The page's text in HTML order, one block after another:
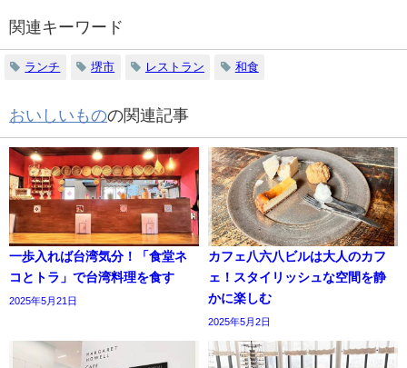
関連キーワード
ランチ 堺市 レストラン 和食
おいしいものの関連記事
一歩入れば台湾気分！「食堂ネ
コとトラ」で台湾料理を食す
2025年5月21日
カフェ八六八ビルは大人のカフ
ェ！スタイリッシュな空間を静
かに楽しむ
2025年5月2日